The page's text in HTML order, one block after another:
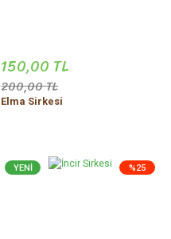
150,00 TL
200,00 TL
Elma Sirkesi
%25
YENİ